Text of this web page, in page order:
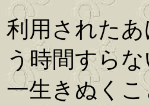
利用された
う時間すら
一生きぬく